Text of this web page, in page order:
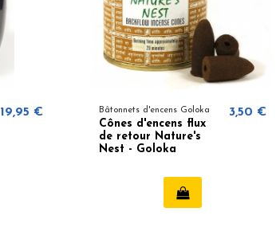
19,95 € Bâtonnets d'encens Goloka
Cônes d'encens flux
de retour Nature's
Nest - Goloka
3,50 €